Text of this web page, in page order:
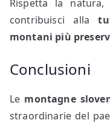
Rispetta la
contribuisci alla
montani più
Conclusioni
Le montagne
straordinarie del